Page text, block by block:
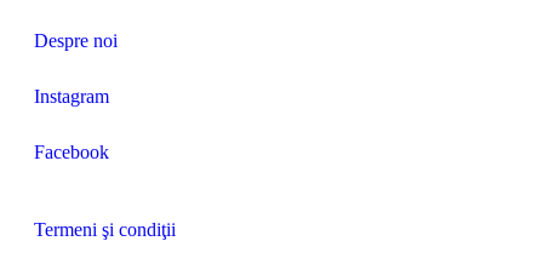
Despre noi
Instagram
Facebook
Termeni şi condiţii